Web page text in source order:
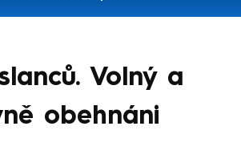
Volný a
obehnáni